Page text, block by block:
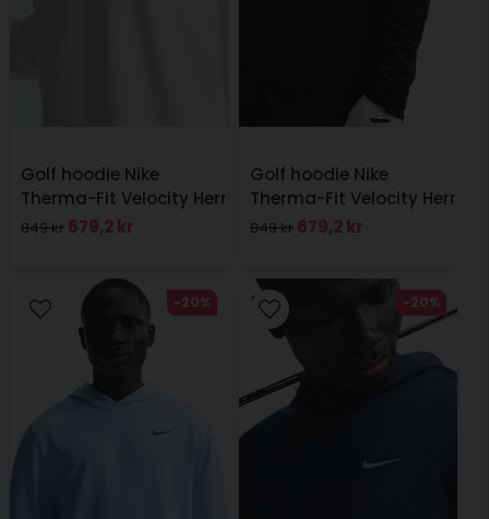
Golf hoodie Nike
Therma-Fit Velocity Herr
Vit
849 kr 679,2 kr
Golf hoodie Nike
Therma-Fit Velocity Herr
Svart
849 kr 679,2 kr
-20% -20%